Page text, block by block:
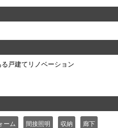
戸建てリノベーション
ーム 間接照明 収納 廊下